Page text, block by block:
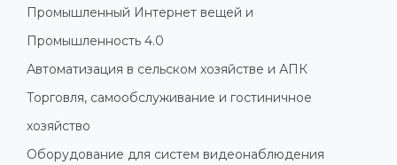
Промышленный Интернет вещей и
Промышленность 4.0
Автоматизация в сельском хозяйстве и АПК
Торговля, самообслуживание и гостиничное
хозяйство
Оборудование для систем видеонаблюдения